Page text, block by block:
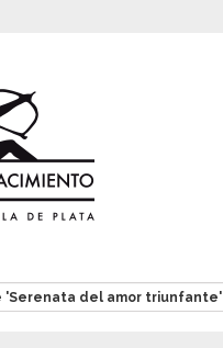
'Serenata del amor